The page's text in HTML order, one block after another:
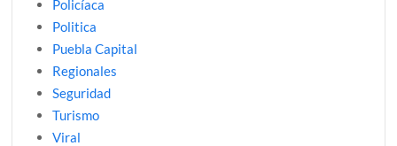
Policíaca
Politica
Puebla Capital
Regionales
Seguridad
Turismo
Viral